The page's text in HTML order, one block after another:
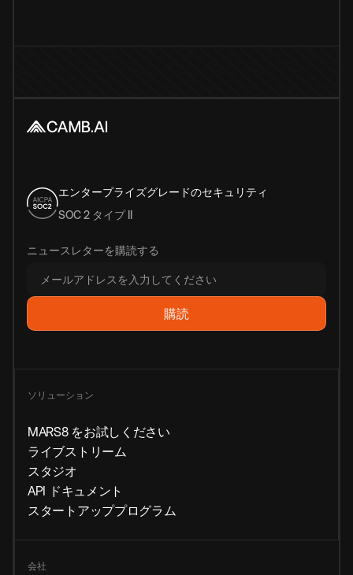
エンタープライズグレードのセキュリティ
SOC 2 タイプ II
ニュースレターを購読する
ソリューション
MARS8 をお試しください
ライブストリーム
スタジオ
API ドキュメント
スタートアッププログラム
会社